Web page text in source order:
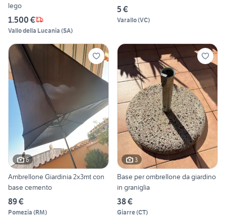
lego
1.500 €
Vallo della Lucania (SA)
5 €
Varallo(VC)
6
Ambrellone Giardinia 2x3mt con
base cemento
89 €
Pomezia (RM)
3
Base per ombrellone da giardino
in graniglia
38 €
Giarre(CT)